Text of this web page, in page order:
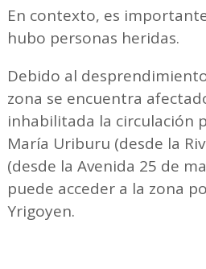
En contexto, es
hubo personas heridas.
Debido al
zona se encuentra
inhabilitada la circulación
María Uriburu (desde la
(desde la Avenida 25 de
puede acceder a la zona
Yrigoyen.